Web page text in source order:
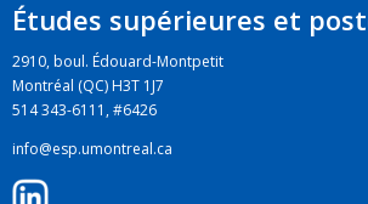
Études supérieures et
2910, boul. Édouard-Montpetit
Montréal (QC) H3T 1J7
514 343-6111, #6426
info@esp.umontreal.ca